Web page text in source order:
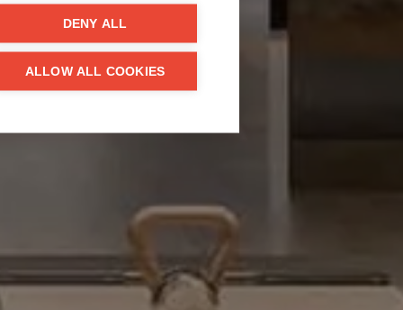
DENY ALL
ALLOW ALL COOKIES